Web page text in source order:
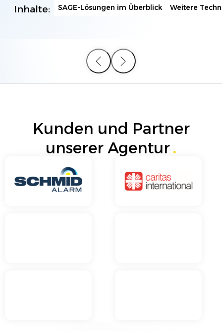
Inhalte: SAGE-Lösungen im Überblick Weitere
Kunden und Partner
unserer Agentur